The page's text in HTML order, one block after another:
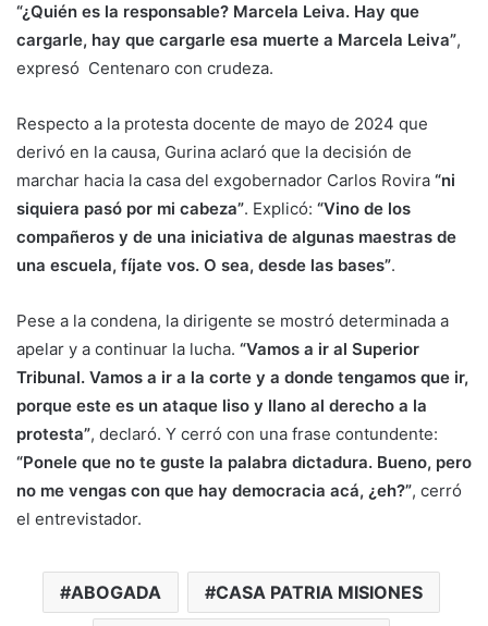
“¿Quién es la responsable? Marcela Leiva. Hay que
cargarle, hay que cargarle esa muerte a Marcela Leiva”,
expresó Centenaro con crudeza.
Respecto a la protesta docente de mayo de 2024 que
derivó en la causa, Gurina aclaró que la decisión de
marchar hacia la casa del exgobernador Carlos Rovira “ni
siquiera pasó por mi cabeza”. Explicó: “Vino de los
compañeros y de una iniciativa de algunas maestras de
una escuela, fíjate vos. O sea, desde las bases”.
Pese a la condena, la dirigente se mostró determinada a
apelar y a continuar la lucha. “Vamos a ir al Superior
Tribunal. Vamos a ir a la corte y a donde tengamos que ir,
porque este es un ataque liso y llano al derecho a la
protesta”, declaró. Y cerró con una frase contundente:
“Ponele que no te guste la palabra dictadura. Bueno, pero
no me vengas con que hay democracia acá, ¿eh?”, cerró
el entrevistador.
ABOGADA CASA PATRIA MISIONES